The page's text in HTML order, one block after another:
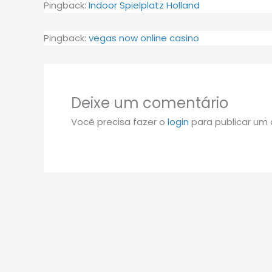
Pingback: Indoor Spielplatz Holland
Pingback: vegas now online casino
Deixe um comentário
Você precisa fazer o login para publicar um